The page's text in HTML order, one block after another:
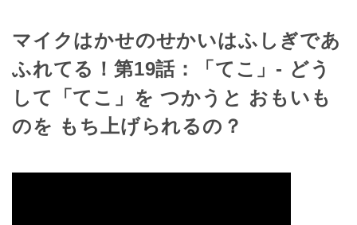
マイクはかせのせかいはふしぎであ
ふれてる！第19話：「てこ」- どう
して「てこ」を つかうと おもいも
のを もち上げられるの？